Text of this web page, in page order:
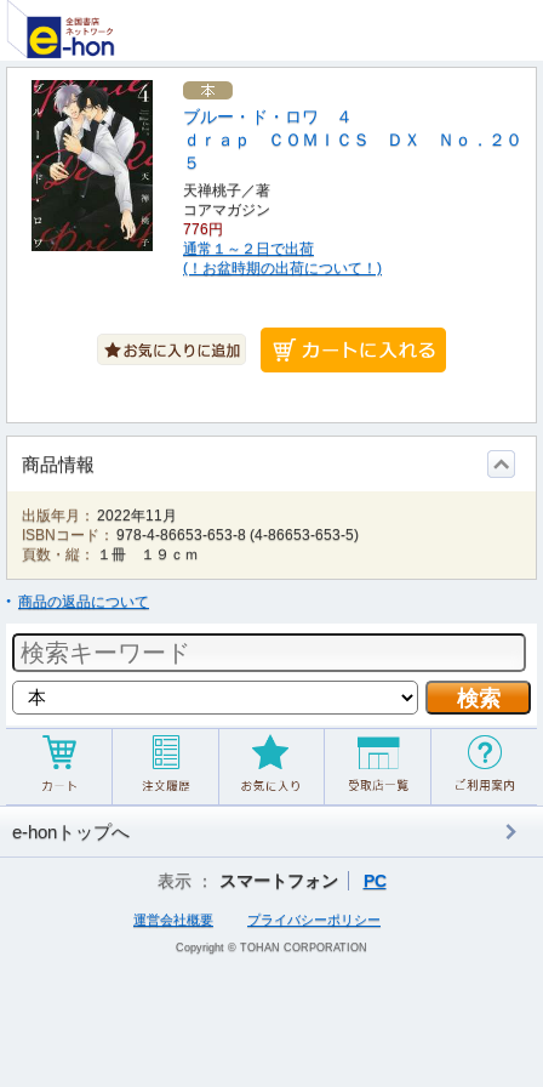
ブルー・ド・ロワ ４
ｄｒａｐ ＣＯＭＩＣＳ ＤＸ Ｎｏ．２０
５
天禅桃子／著
コアマガジン
776円
通常１～２日で出荷
(！お盆時期の出荷について！)
商品情報
出版年月： 2022年11月
ISBNコード： 978-4-86653-653-8 (4-86653-653-5)
頁数・縦：
１冊 １９ｃｍ
商品の返品について
e-honトップへ
表示 ： スマートフォン PC
運営会社概要 プライバシーポリシー
Copyright © TOHAN CORPORATION